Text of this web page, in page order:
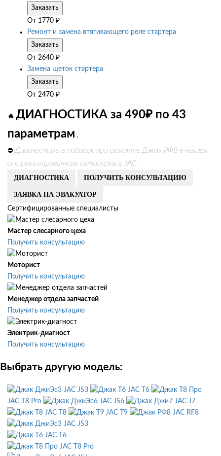
Заказать
От 1770 ₽
Ремонт и замена втягивающего реле стартера
Заказать
От 2640 ₽
Замена щеток стартера
Заказать
От 2470 ₽
🔥 ДИАГНОСТИКА за 490₽ по 43
параметрам .
⛔ Диагностика в подарок при ремонте Джак РФ8 в нашем
специализированном автосервисе JAC
ДИАГНОСТИКА ПОЛУЧИТЬ КОНСУЛЬТАЦИЮ
ЗАЯВКА НА ЭВАКУАТОР
Сертифицированные специалисты
Мастер слесарного цеха
Получить консультацию
Моторист
Получить консультацию
Менеджер отдела запчастей
Получить консультацию
Электрик-диагност
Получить консультацию
Выбрать другую модель:
JAC JS3
JAC T6
JAC T8 Pro
JAC JS6
JAC J7
JAC T8
JAC T9
JAC RF8
JAC JS3
JAC T6
JAC T8 Pro